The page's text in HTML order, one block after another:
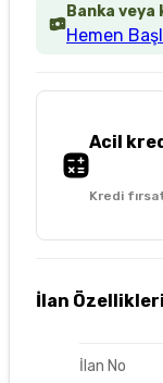
Banka veya
Hemen
Acil
Kredi
İlan Özellikleri
İlan No